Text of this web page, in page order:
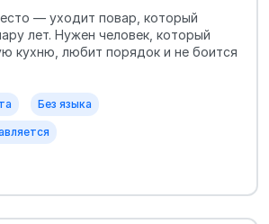
— уходит повар, который
лет. Нужен человек, который
кухню, любит порядок и не боится
Без языка